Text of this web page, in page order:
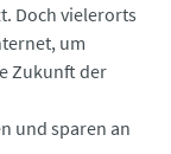
Doch vielerorts
um
Zukunft der
und sparen an